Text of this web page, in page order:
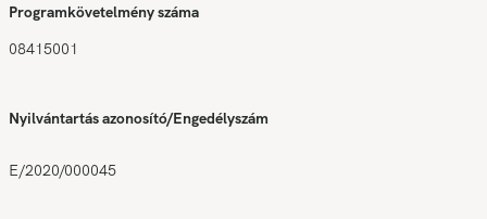
Programkövetelmény száma
08415001
Nyilvántartás azonosító/Engedélyszám
E/2020/000045